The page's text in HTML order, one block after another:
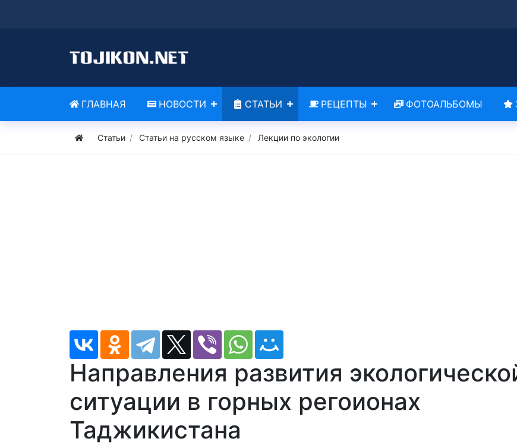
ГЛАВНАЯ НОВОСТИ СТАТЬИ РЕЦЕПТЫ ФОТОАЛЬБОМЫ
Статьи Статьи на русском языке Лекции по экологии
Направления развития
ситуации в горных регоионах
Таджикистана